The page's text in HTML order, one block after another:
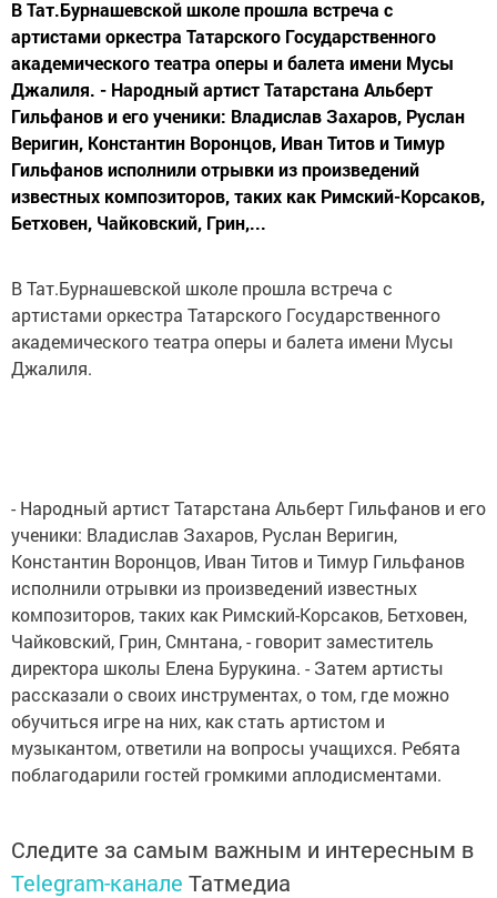
В Тат.Бурнашевской школе прошла встреча с
артистами оркестра Татарского Государственного
академического театра оперы и балета имени Мусы
Джалиля. - Народный артист Татарстана Альберт
Гильфанов и его ученики: Владислав Захаров, Руслан
Веригин, Константин Воронцов, Иван Титов и Тимур
Гильфанов исполнили отрывки из произведений
известных композиторов, таких как Римский-Корсаков,
Бетховен, Чайковский, Грин,...
В Тат.Бурнашевской школе прошла встреча с
артистами оркестра Татарского Государственного
академического театра оперы и балета имени Мусы
Джалиля.
- Народный артист Татарстана Альберт Гильфанов и его
ученики: Владислав Захаров, Руслан Веригин,
Константин Воронцов, Иван Титов и Тимур Гильфанов
исполнили отрывки из произведений известных
композиторов, таких как Римский-Корсаков, Бетховен,
Чайковский, Грин, Смнтана, - говорит заместитель
директора школы Елена Бурукина. - Затем артисты
рассказали о своих инструментах, о том, где можно
обучиться игре на них, как стать артистом и
музыкантом, ответили на вопросы учащихся. Ребята
поблагодарили гостей громкими аплодисментами.
Следите за самым важным и интересным в
Telegram-канале Татмедиа